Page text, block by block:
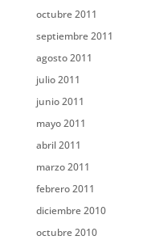
octubre 2011
septiembre 2011
agosto 2011
julio 2011
junio 2011
mayo 2011
abril 2011
marzo 2011
febrero 2011
diciembre 2010
octubre 2010